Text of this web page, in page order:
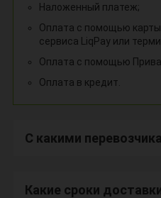
Наложенный платеж;
Оплата с помощью
сервиса LiqPay или
Оплата с помощью
Оплата в кредит.
С какими
Какие сроки